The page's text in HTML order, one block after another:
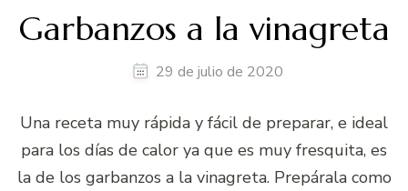
Garbanzos a la vinagreta
29 de julio de 2020
Una receta muy rápida y fácil de preparar, e ideal
para los días de calor ya que es muy fresquita, es
la de los garbanzos a la vinagreta. Prepárala como